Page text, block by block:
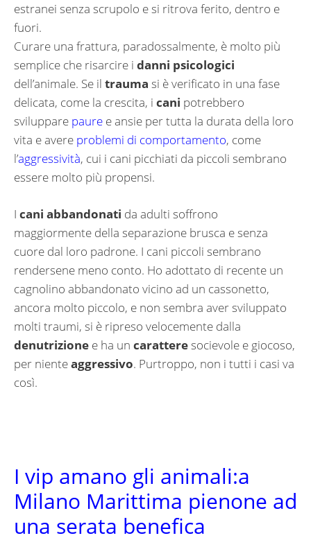
estranei senza scrupolo e si ritrova ferito, dentro e
fuori.
Curare una frattura, paradossalmente, è molto più
semplice che risarcire i danni psicologici
dell’animale. Se il trauma si è verificato in una fase
delicata, come la crescita, i cani potrebbero
sviluppare paure e ansie per tutta la durata della loro
vita e avere problemi di comportamento, come
l’aggressività, cui i cani picchiati da piccoli sembrano
essere molto più propensi.
I cani abbandonati da adulti soffrono
maggiormente della separazione brusca e senza
cuore dal loro padrone. I cani piccoli sembrano
rendersene meno conto. Ho adottato di recente un
cagnolino abbandonato vicino ad un cassonetto,
ancora molto piccolo, e non sembra aver sviluppato
molti traumi, si è ripreso velocemente dalla
denutrizione e ha un caratteresocievole e giocoso,
per nienteaggressivo. Purtroppo, non i tutti i casi va
così.
I vip amano gli animali:a
Milano Marittima pienone ad
una serata benefica